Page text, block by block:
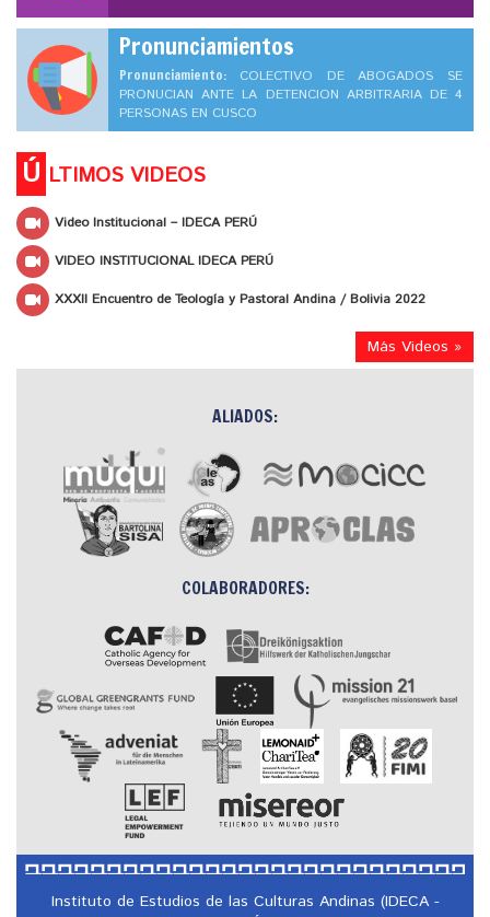
Pronunciamientos
Pronunciamiento: COLECTIVO DE ABOGADOS SE
PRONUCIAN ANTE LA DETENCION ARBITRARIA DE 4
PERSONAS EN CUSCO
Ú LTIMOS VIDEOS
Video Institucional – IDECA PERÚ
VIDEO INSTITUCIONAL IDECA PERÚ
XXXII Encuentro de Teología y Pastoral Andina / Bolivia 2022
Más Videos »
ALIADOS:
COLABORADORES:
Instituto de Estudios de las Culturas Andinas (IDECA -